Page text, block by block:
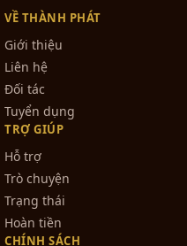
VỀ THÀNH PHÁT
Giới thiệu
Liên hệ
Đối tác
Tuyển dụng
TRỢ GIÚP
Hỗ trợ
Trò chuyện
Trạng thái
Hoàn tiền
CHÍNH SÁCH